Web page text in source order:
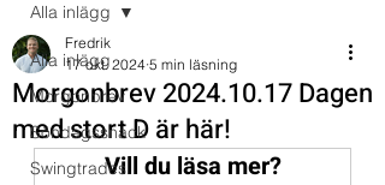
Alla inlägg
Morgonbrev
Söndagssnack
Swingtrades
Alla inlägg
Morgonbrev 2024.10.17 Dagen
med stort D är här!
Fredrik
17 okt. 2024 5 min läsning
Vill du läsa mer?